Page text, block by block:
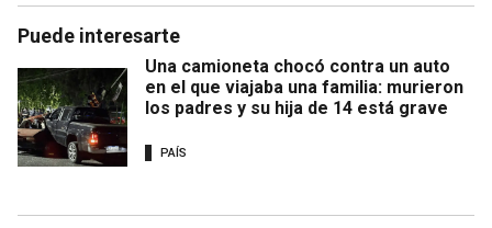
Puede interesarte
Una camioneta chocó contra un auto
en el que viajaba una familia: murieron
los padres y su hija de 14 está grave
PAÍS